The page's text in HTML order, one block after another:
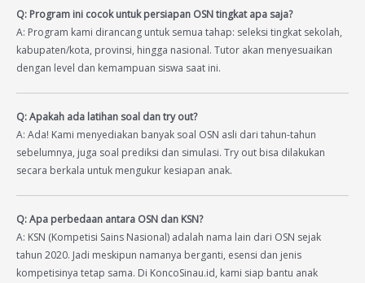
Q: Program ini cocok untuk persiapan OSN tingkat apa saja?
A: Program kami dirancang untuk semua tahap: seleksi tingkat sekolah,
kabupaten/kota, provinsi, hingga nasional. Tutor akan menyesuaikan
dengan level dan kemampuan siswa saat ini.
Q: Apakah ada latihan soal dan try out?
A: Ada! Kami menyediakan banyak soal OSN asli dari tahun-tahun
sebelumnya, juga soal prediksi dan simulasi. Try out bisa dilakukan
secara berkala untuk mengukur kesiapan anak.
Q: Apa perbedaan antara OSN dan KSN?
A: KSN (Kompetisi Sains Nasional) adalah nama lain dari OSN sejak
tahun 2020. Jadi meskipun namanya berganti, esensi dan jenis
kompetisinya tetap sama. Di KoncoSinau.id, kami siap bantu anak